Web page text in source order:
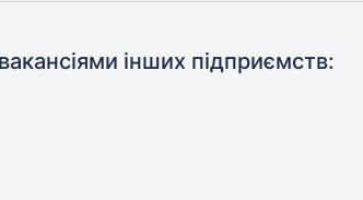
інших підприємств: